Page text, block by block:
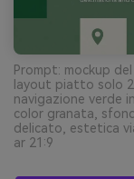
Prompt: mockup
layout piatto solo
navigazione verde
color granata,
delicato, estetica
ar 21:9